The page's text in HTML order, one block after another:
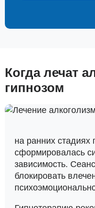
Когда лечат
гипнозом
на ранних стадиях
сформировалась
зависимость.
блокировать